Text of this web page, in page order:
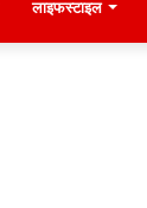
लाइफस्टाइल